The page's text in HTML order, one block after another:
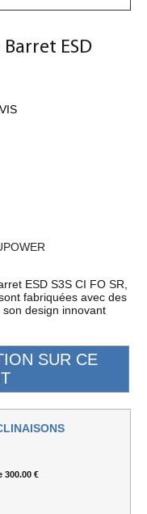
ESD
ESD S3S CI FO SR,
fabriquées avec des
design innovant
€